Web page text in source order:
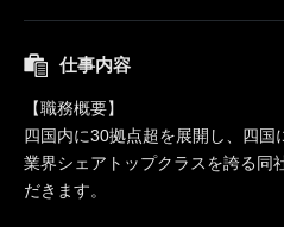
仕事内容
【職務概要】
四国内に30拠点超を展開し、四
業界シェアトップクラスを誇る同
だきます。